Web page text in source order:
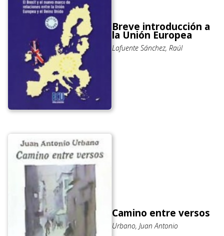
Breve introducción a
la Unión Europea
Lafuente Sánchez, Raúl
Camino entre versos
Urbano, Juan Antonio